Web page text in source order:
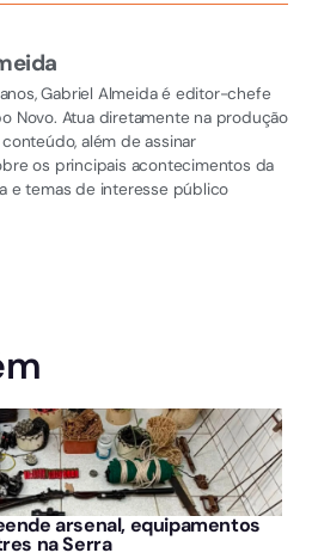
anos, Gabriel Almeida é editor-chefe
Novo. Atua diretamente na produção
além de assinar
os principais acontecimentos da
e temas de interesse público
arsenal, equipamentos
na Serra